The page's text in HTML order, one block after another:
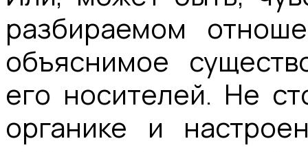
разбираемом
объяснимое
его носителей. Не
органике и